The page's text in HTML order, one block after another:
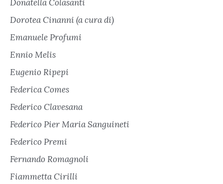
Donatella Colasanti
Dorotea Cinanni (a cura di)
Emanuele Profumi
Ennio Melis
Eugenio Ripepi
Federica Comes
Federico Clavesana
Federico Pier Maria Sanguineti
Federico Premi
Fernando Romagnoli
Fiammetta Cirilli